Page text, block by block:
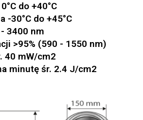
do +40°C
-30°C do +45°C
3400 nm
>95% (590 - 1550 nm)
40 mW/cm2
minutę śr. 2.4 J/cm2